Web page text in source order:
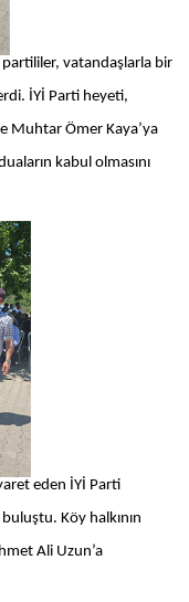
partililer, vatandaşlarla bir
İYİ Parti heyeti,
Muhtar Ömer Kaya’ya
kabul olmasını
eden İYİ Parti
Köy halkının
Ali Uzun’a